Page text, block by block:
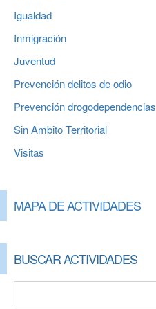
Igualdad
Inmigración
Juventud
Prevención delitos de odio
Prevención drogodependencias
Sin Ambito Territorial
Visitas
MAPA DE ACTIVIDADES
BUSCAR ACTIVIDADES